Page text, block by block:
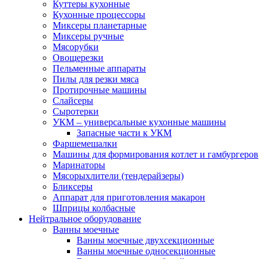
Куттеры кухонные
Кухонные процессоры
Миксеры планетарные
Миксеры ручные
Мясорубки
Овощерезки
Пельменные аппараты
Пилы для резки мяса
Протирочные машины
Слайсеры
Сыротерки
УКМ – универсальные кухонные машины
Запасные части к УКМ
Фаршемешалки
Машины для формирования котлет и гамбургеров
Маринаторы
Мясорыхлители (тендерайзеры)
Бликсеры
Аппарат для приготовления макарон
Шприцы колбасные
Нейтральное оборудование
Ванны моечные
Ванны моечные двухсекционные
Ванны моечные односекционные